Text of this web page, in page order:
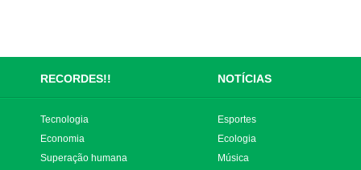
RECORDES!! NOTÍCIAS
Tecnologia
Economia
Superação humana
Esportes
Ecologia
Música